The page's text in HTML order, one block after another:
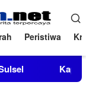
Peristiwa
Kapolres Polewali